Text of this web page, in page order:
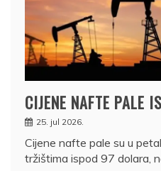
CIJENE NAFTE PALE
25. jul 2026.
Cijene nafte pale su u
tržištima ispod 97 dolara,